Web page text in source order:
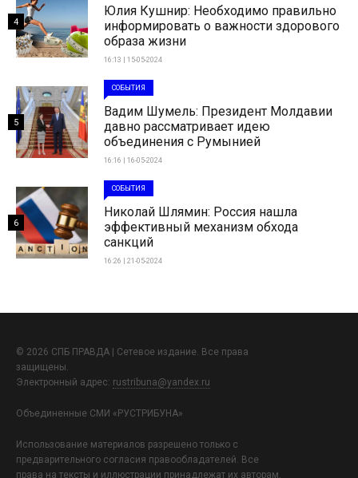
Юлия Кушнир: Необходимо правильно
информировать о важности здорового
образа жизни
16:13 | 15-05-2024
4
СОБЫТИЯ
Вадим Шумель: Президент Молдавии
давно рассматривает идею
объединения с Румынией
16:16 | 16-05-2024
5
СОБЫТИЯ
Николай Шлямин: Россия нашла
эффективный механизм обхода
санкций
16:26 | 21-05-2024
6
© 2026 СПБ ПРАВДА | Сетевое издание. Все права
защищены.
Электронный адрес: rustribuna@yandex.ru
Объединенные СМИ «РУСТРИБУНА»
Использование материалов разрешено только с
предварительного согласия правообладателей. Все
права на тексты и иллюстрации принадлежат их авторам.